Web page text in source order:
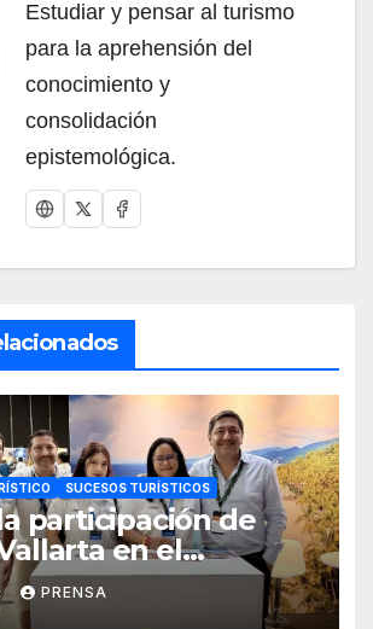
Estudiar y pensar al turismo
para la aprehensión del
conocimiento y
consolidación
epistemológica.
SUCESOS TURÍSTICOS
participación de
en el
Américas 2026 en
PRENSA